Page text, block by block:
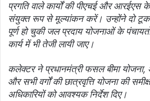
प्रगति वाले कार्यों की पीएचई और आरईएस
संयुक्त रूप से मूल्यांकन करें। उन्होंने दो
पूर्ण हो चुकी जल प्रदाय योजनाओं के
कार्य में भी तेजी लायी जाए।
कलेक्टर ने प्रधानमंत्री फसल बीमा योजना,
और सभी वर्गों की छात्रवृत्ति योजना की
अधिकारियों को आवश्यक निर्देश दिए।